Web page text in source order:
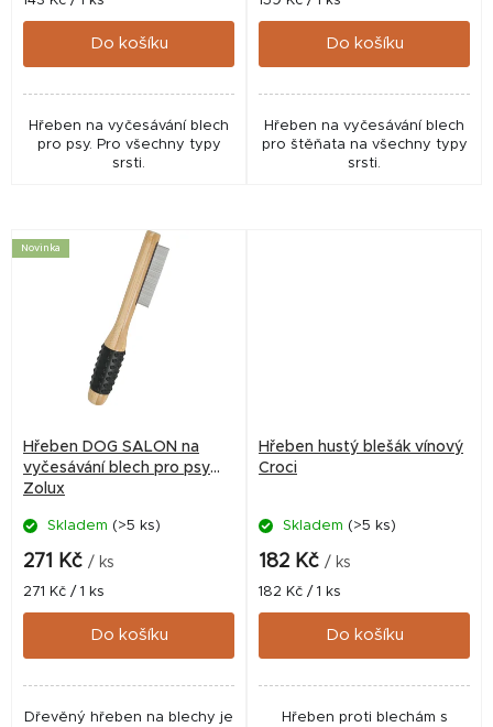
cena:
Do košíku
Hřeben na vyčesávání blech
pro psy. Pro všechny typy
srsti.
cena:
Do košíku
Hřeben na vyčesávání blech
pro štěňata na všechny typy
srsti.
Novinka
Hřeben DOG SALON na
vyčesávání blech pro psy
Zolux
Skladem (>5 ks)
271 Kč / ks
Měrná
cena:
271 Kč / 1 ks
Do košíku
Dřevěný hřeben na blechy je
Hřeben hustý blešák vínový
Croci
Skladem (>5 ks)
182 Kč / ks
Měrná
cena:
182 Kč / 1 ks
Do košíku
Hřeben proti blechám s